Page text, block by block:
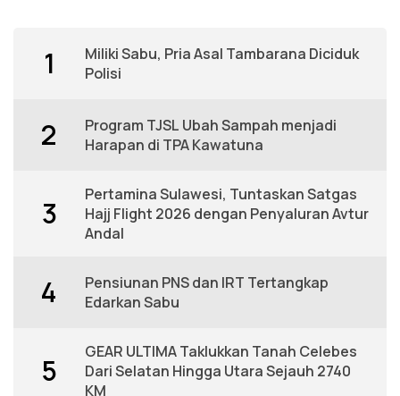
1
Miliki Sabu, Pria Asal Tambarana Diciduk
Polisi
2
Program TJSL Ubah Sampah menjadi
Harapan di TPA Kawatuna
3
Pertamina Sulawesi, Tuntaskan Satgas
Hajj Flight 2026 dengan Penyaluran Avtur
Andal
4
Pensiunan PNS dan IRT Tertangkap
Edarkan Sabu
5
GEAR ULTIMA Taklukkan Tanah Celebes
Dari Selatan Hingga Utara Sejauh 2740
KM